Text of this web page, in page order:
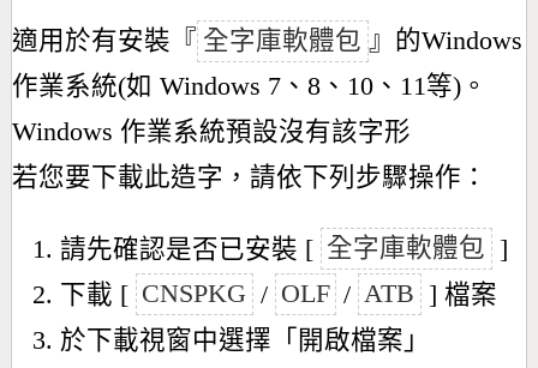
適用於有安裝『 全字庫軟體包 』的Windows
作業系統(如 Windows 7、8、10、11等)。
Windows 作業系統預設沒有該字形
若您要下載此造字，請依下列步驟操作：
請先確認是否已安裝 [ 全字庫軟體包 ]
下載 [ CNSPKG / OLF / ATB ] 檔案
於下載視窗中選擇「開啟檔案」